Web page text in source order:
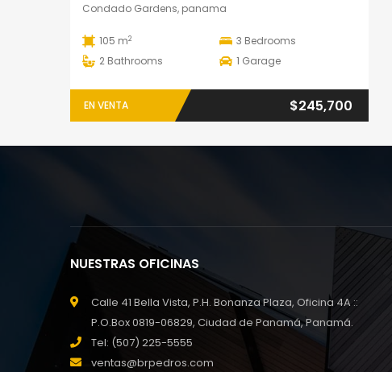
Condado Gardens, panama
105 m2 3 Bedrooms
2 Bathrooms 1 Garage
EN VENTA $245,700
NUESTRAS OFICINAS
Calle 41 Bella Vista, P.H. Bonanza Plaza, Oficina 4A ::
P.O.Box 0819-06829, Ciudad de Panamá, Panamá.
Tel: (507) 225-5555
ventas@brpedros.com